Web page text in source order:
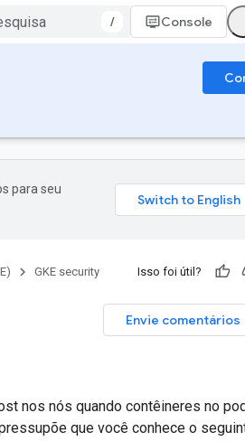
/ Console
para seu
GKE security Isso foi útil?
Envie comentários
nos nós quando contêineres no
que você conhece o